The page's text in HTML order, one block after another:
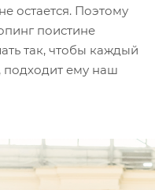
остается. Поэтому
поистине
так, чтобы каждый
подходит ему наш